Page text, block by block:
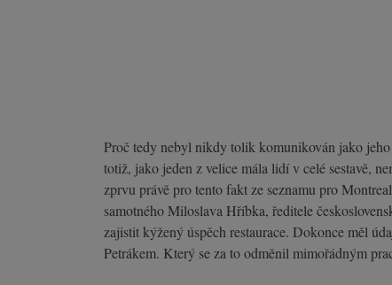
Proč tedy nebyl nikdy tolik komunikován jako
totiž, jako jeden z velice mála lidí v celé sestavě,
zprvu právě pro tento fakt ze seznamu pro
samotného Miloslava Hříbka, ředitele
zajistit kýžený úspěch restaurace. Dokonce měl
Petrákem. Který se za to odměnil mimořádným